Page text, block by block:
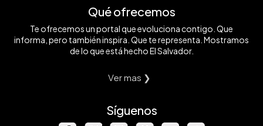
Qué ofrecemos
Te ofrecemos un portal que evoluciona contigo. Que
informa, pero también inspira. Que te representa. Mostramos
de lo que está hecho El Salvador.
Ver mas ❯
Síguenos